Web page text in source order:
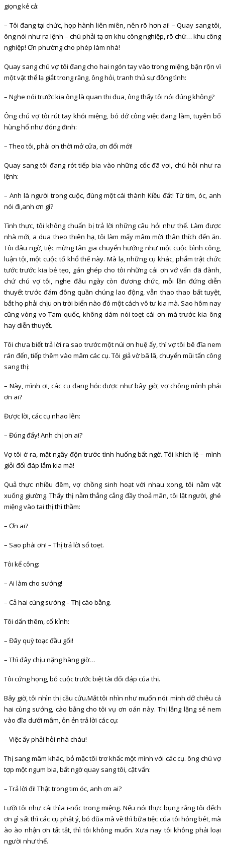
giọng kẻ cả:
– Tôi đang tại chức, họp hành liên miên, nên rõ hơn ai! – Quay sang tôi,
ông nói như ra lệnh – chú phải tạ ơn khu công nghiệp, rõ chứ… khu công
nghiệp! Ơn phường cho phép làm nhà!
Quay sang chú vợ tôi đang cho hai ngón tay vào trong miệng, bận rộn vì
một vật thể lạ giắt trong răng, ông hỏi, tranh thủ sự đồng tình:
– Nghe nói trước kia ông là quan thi đua, ông thấy tôi nói đúng không?
Ông chú vợ tôi rút tay khỏi miệng, bỏ dở công việc đang làm, tuyên bố
hùng hổ như đóng đinh:
– Theo tôi, phải ơn thời mở cửa, ơn đổi mới!
Quay sang tôi đang rót tiếp bia vào những cốc đã vơi, chú hỏi như ra
lệnh:
– Anh là người trong cuộc, đùng một cái thành Kiều đất! Từ tim, óc, anh
nói đi,anh ơn gì?
Tình thực, tôi không chuẩn bị trả lời những câu hỏi như thế. Làm được
nhà mới, a dua theo thiên hạ, tôi làm mấy mâm mời thân thích đến ăn.
Tôi đâu ngờ, tiệc mừng tân gia chuyển hướng như một cuộc bình công,
luận tội, một cuộc tố khổ thế này. Mà lạ, những cụ khác, phẩm trật chức
tước trước kia bé tẹo, gán ghép cho tôi những cái ơn vớ vẩn đã đành,
chứ chú vợ tôi, nghe đâu ngày còn đương chức, mỗi lần đứng diễn
thuyết trước đám đông quần chúng lao động, vẫn thao thao bất tuyệt,
bắt họ phải chịu ơn trời biển nào đó một cách vô tư kia mà. Sao hôm nay
cũng vòng vo Tam quốc, không dám nói toẹt cái ơn mà trước kia ông
hay diễn thuyết.
Tôi chưa biết trả lời ra sao trước một núi ơn huệ ấy, thì vợ tôi bê đĩa nem
rán đến, tiếp thêm vào mâm các cụ. Tôi giả vờ bã lã, chuyển mũi tấn công
sang thị:
– Này, mình ơi, các cụ đang hỏi: được như bây giờ, vợ chồng mình phải
ơn ai?
Được lời, các cụ nhao lên:
– Đúng đấy! Anh chị ơn ai?
Vợ tôi ớ ra, mặt ngây độn trước tình huống bất ngờ. Tôi khích lệ – mình
giỏi đối đáp lắm kia mà!
Quả thực nhiều đêm, vợ chồng sinh hoạt với nhau xong, tôi nằm vật
xuống giường. Thấy thị nằm thẳng cẳng đầy thoả mãn, tôi lật người, ghé
miệng vào tai thị thì thầm:
– Ơn ai?
– Sao phải ơn! – Thị trả lời sổ toẹt.
Tôi kể công:
– Ai làm cho sướng!
– Cả hai cùng sướng – Thị cào bằng.
Tôi dấn thêm, cố kỉnh:
– Đây quỳ toạc đầu gối!
– Thì đây chịu nặng hàng giờ…
Tôi cứng họng, bỏ cuộc trước biệt tài đối đáp của thị.
Bây giờ, tôi nhìn thị cầu cứu.Mắt tôi nhìn như muốn nói: mình dở chiêu cả
hai cùng sướng, cào bằng cho tôi vụ ơn oán này. Thị lẳng lặng sẻ nem
vào đĩa dưới mâm, ỏn ẻn trả lời các cụ:
– Việc ấy phải hỏi nhà cháu!
Thị sang mâm khác, bỏ mặc tôi trơ khấc một mình với các cụ. ông chú vợ
tợp một ngụm bia, bất ngờ quay sang tôi, cật vấn:
– Trả lời đi! Thật trong tim óc, anh ơn ai?
Lưỡi tôi như cái thìa i-nốc trong miệng. Nếu nói thực bụng rằng tôi đếch
ơn gì sất thì các cụ phật ý, bỏ đũa mà về thì bữa tiệc của tôi hỏng bét, mà
ào ào nhận ơn tất tật, thì tôi không muốn. Xưa nay tôi không phải loại
người như thế.